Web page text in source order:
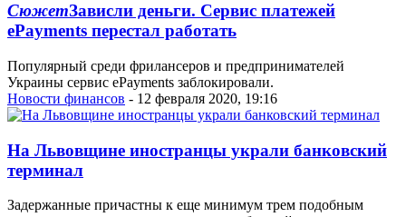
СюжетЗависли деньги. Сервис платежей
ePayments перестал работать
Популярный среди фрилансеров и предпринимателей
Украины сервис ePayments заблокировали.
Новости финансов - 12 февраля 2020, 19:16
На Львовщине иностранцы украли банковский
терминал
Задержанные причастны к еще минимум трем подобным